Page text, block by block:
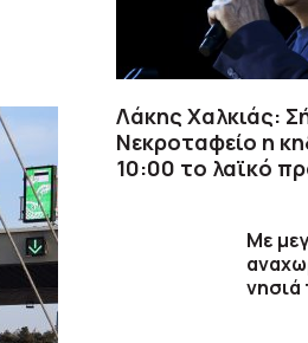
Λάκης Χαλκιάς:
Νεκροταφείο η
10:00 το λαϊκό
Με
νησιά